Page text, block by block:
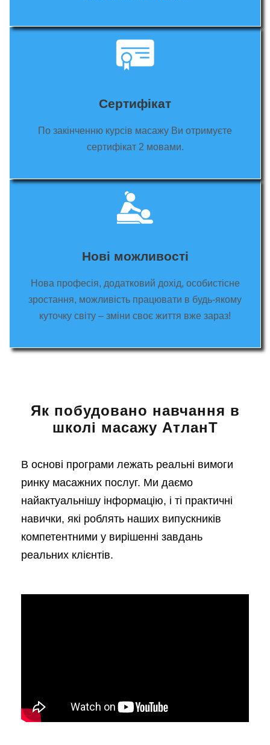
Сертифікат
По закінченню курсів масажу Ви отримуєте
сертифікат 2 мовами.
Нові можливості
Нова професія, додатковий дохід, особистісне
зростання, можливість працювати в будь-якому
куточку світу – зміни своє життя вже зараз!
Як побудовано навчання в
школі масажу АтланТ
В основі програми лежать реальні вимоги
ринку масажних послуг. Ми даємо
найактуальнішу інформацію, і ті практичні
навички, які роблять наших випускників
компетентними у вирішенні завдань
реальних клієнтів.